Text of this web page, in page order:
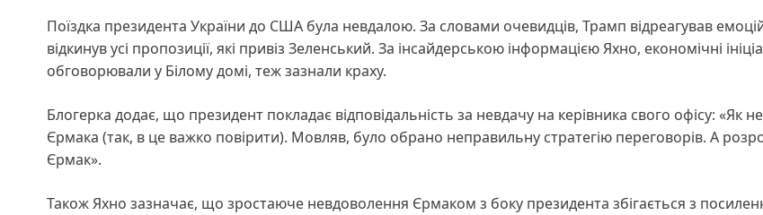
Поїздка президента України до США була невдалою. За словами очевидців, Трамп відреагував
відкинув усі пропозиції, які привіз Зеленський. За інсайдерською інформацією Яхно, економічні
обговорювали у Білому домі, теж зазнали краху.
Блогерка додає, що президент покладає відповідальність за невдачу на керівника свого офісу: «Як
Єрмака (так, в це важко повірити). Мовляв, було обрано неправильну стратегію переговорів. А
Єрмак».
Також Яхно зазначає, що зростаюче невдоволення Єрмаком з боку президента збігається з